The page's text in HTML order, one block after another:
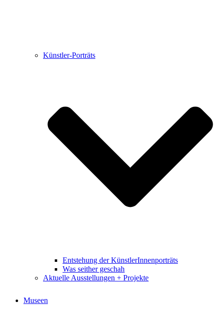
Künstler-Porträts
Entstehung der KünstlerInnenporträts
Was seither geschah
Aktuelle Ausstellungen + Projekte
Museen